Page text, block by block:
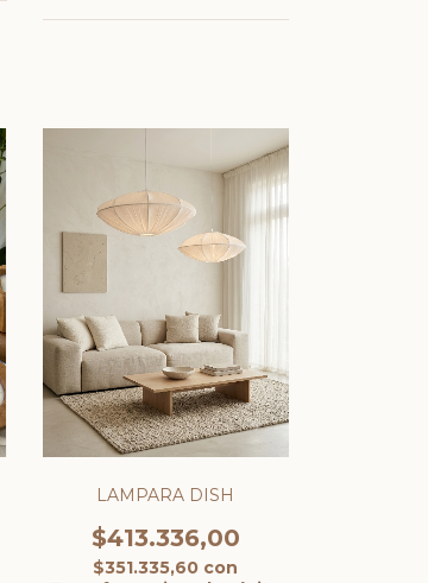
LAMPARA DISH
$413.336,00
$351.335,60 con